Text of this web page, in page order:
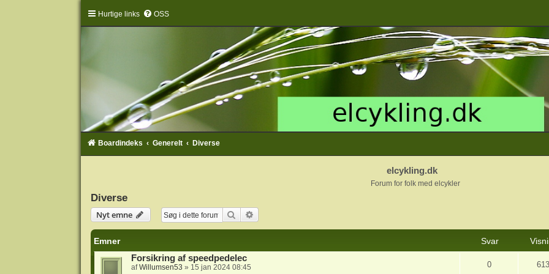
Hurtige links OSS
Boardindeks Generelt Diverse
elcykling.dk
Forum for folk med elcykler
Diverse
Nyt emne
Søg
Emner Svar
Forsikring af speedpedelec
afWillumsen53 » 15 jan 2024 08:45 0